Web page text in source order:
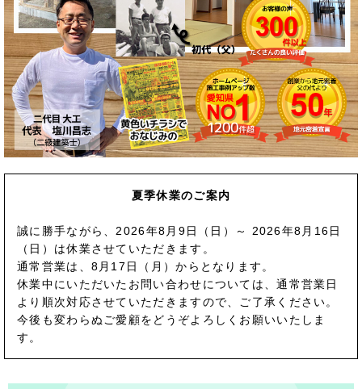
夏季休業のご案内
誠に勝手ながら、2026年8月9日（日）～ 2026年8月16日
（日）は休業させていただきます。
通常営業は、8月17日（月）からとなります。
休業中にいただいたお問い合わせについては、通常営業日
より順次対応させていただきますので、ご了承ください。
今後も変わらぬご愛顧をどうぞよろしくお願いいたしま
す。